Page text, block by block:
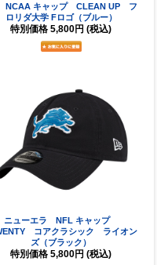
キャップ CLEAN UP フ
ロリダ大学 Fロゴ（ブルー）
特別価格 5,800円 (税込)
ニューエラ NFL キャップ
コアクラシック ライオン
ズ（ブラック）
特別価格 5,800円 (税込)